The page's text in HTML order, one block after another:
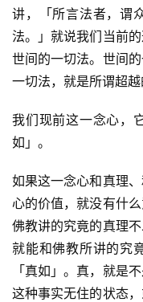
资
讯
八
点
音
高
僧
访
谈
讲，「所言法者，谓
法。」就说我们当前
世间的一切法。世间
一切法，就是所谓超越
我们现前这一念心，
如」。
如果这一念心和真理
心的价值，就没有什
佛教讲的究竟的真理
就能和佛教所讲的究
「真如」。真，就是
这种事实无住的状态